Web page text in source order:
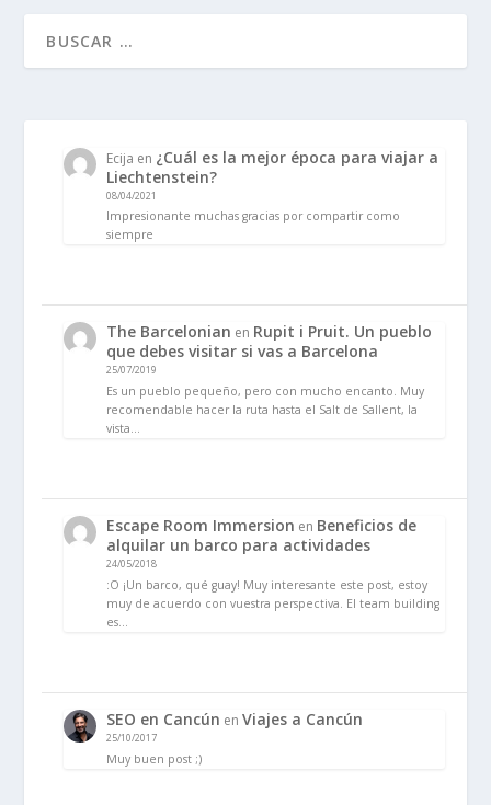
Ecija en ¿Cuál es la mejor época para viajar a
Liechtenstein?
08/04/2021
Impresionante muchas gracias por compartir como
siempre
The Barcelonian en Rupit i Pruit. Un pueblo
que debes visitar si vas a Barcelona
25/07/2019
Es un pueblo pequeño, pero con mucho encanto. Muy
recomendable hacer la ruta hasta el Salt de Sallent, la
vista…
Escape Room Immersion en Beneficios de
alquilar un barco para actividades
24/05/2018
:O ¡Un barco, qué guay! Muy interesante este post, estoy
muy de acuerdo con vuestra perspectiva. El team building
es…
SEO en Cancún enViajes a Cancún
25/10/2017
Muy buen post ;)